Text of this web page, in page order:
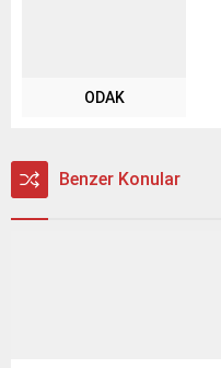
ODAK
Benzer Konular